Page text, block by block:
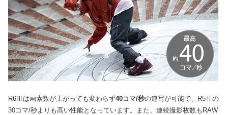
R6Ⅲは画素数が上がっても変わらず40コマ/秒の連写が可能で、R5Ⅱの
30コマ/秒よりも高い性能となっています。また、連続撮影枚数もRAW